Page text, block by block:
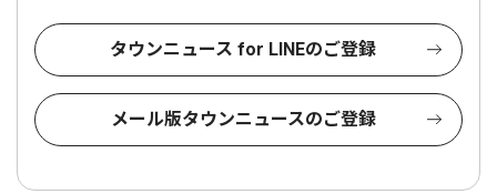
タウンニュース for LINEのご登録
メール版タウンニュースのご登録